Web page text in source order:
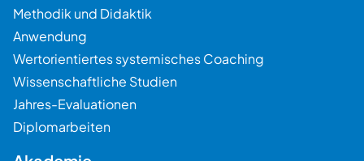
Methodik und Didaktik
Anwendung
Wertorientiertes systemisches Coaching
Wissenschaftliche Studien
Jahres-Evaluationen
Diplomarbeiten